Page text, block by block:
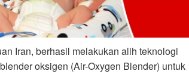
Iran, berhasil melakukan alih teknologi
oksigen (Air-Oxygen Blender) untuk